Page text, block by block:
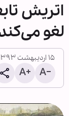
اتريش
لغو
۱۵ اردیبهشت ۱۳۹۳ - ۱۴:۵۶